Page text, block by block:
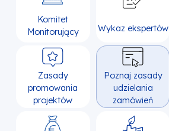
Komitet
Monitorujący
Wykaz ekspertów
Zasady
promowania
projektów
Poznaj zasady
udzielania
zamówień